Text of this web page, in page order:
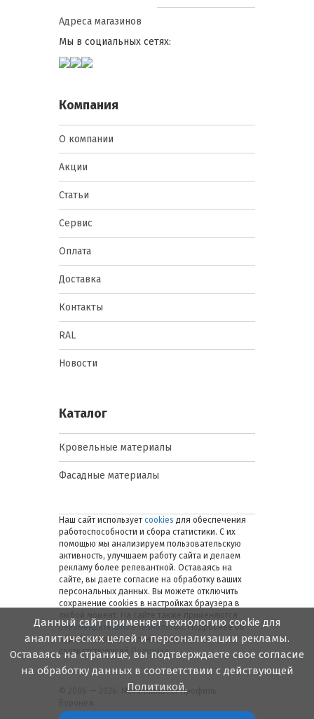
Адреса магазинов
Мы в социальных сетях:
Компания
О компании
Акции
Статьи
Сервис
Оплата
Доставка
Контакты
RAL
Новости
Каталог
Кровельные материалы
Фасадные материалы
Наш сайт использует cookies для обеспечения
работоспособности и сбора статистики. С их
помощью мы анализируем пользовательскую
активность, улучшаем работу сайта и делаем
рекламу более релевантной. Оставаясь на
сайте, вы даете согласие на обработку ваших
персональных данных. Вы можете отключить
сохранение cookies в настройках браузера в
рекомендательные технологии. Подробнее об
обработке персональных данных — в
соответствующей
Политике.
© 2006 — 2026. Металлинвест Профиль.
Данный сайт применяет технологию cookie для
аналитических целей и персонализации рекламы.
Оставаясь на странице, вы подтверждаете свое согласие
на обработку данных в соответствии с действующей
Политикой.